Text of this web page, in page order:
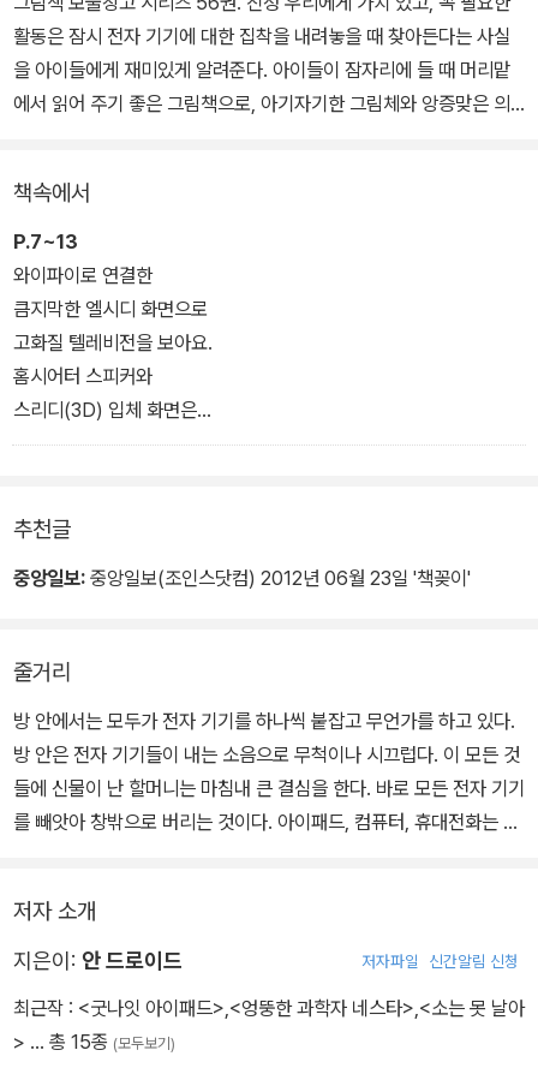
활동은 잠시 전자 기기에 대한 집착을 내려놓을 때 찾아든다는 사실
을 아이들에게 재미있게 알려준다. 아이들이 잠자리에 들 때 머리맡
에서 읽어 주기 좋은 그림책으로, 아기자기한 그림체와 앙증맞은 의
방 안에서는 모두가 전자 기기를 하나씩 붙잡고 무언가를 하고 있다.
방 안은 전자 기기들이 내는 소음으로 무척이나 시끄럽다. 이 모든 것
들에 신물이 난 할머니는 마침내 큰 결심을 한다. 바로 모든 전자 기기
를 빼앗아 창밖으로 버리는 것인데….
책속에서
P.7~13
와이파이로 연결한
큼지막한 엘시디 화면으로
고화질 텔레비전을 보아요.
홈시어터 스피커와
스리디(3D) 입체 화면은
리모컨으로 착착 움직여요.
그런데 할머니는 이 모든 것들에 신물이 났대요.
도대체 잠을 잘 수가 있어야 말이죠.
추천글
중앙일보: 중앙일보(조인스닷컴) 2012년 06월 23일 '책꽂이'
줄거리
방 안에서는 모두가 전자 기기를 하나씩 붙잡고 무언가를 하고 있다.
방 안은 전자 기기들이 내는 소음으로 무척이나 시끄럽다. 이 모든 것
들에 신물이 난 할머니는 마침내 큰 결심을 한다. 바로 모든 전자 기기
를 빼앗아 창밖으로 버리는 것이다. 아이패드, 컴퓨터, 휴대전화는 물
은 단잠에 빠져든다.
저자 소개
지은이: 안 드로이드 저자파일 신간알림 신청
최근작 : <굿나잇 아이패드>,<엉뚱한 과학자 네스타>,<소는 못 날아
> … 총 15종 (모두보기)